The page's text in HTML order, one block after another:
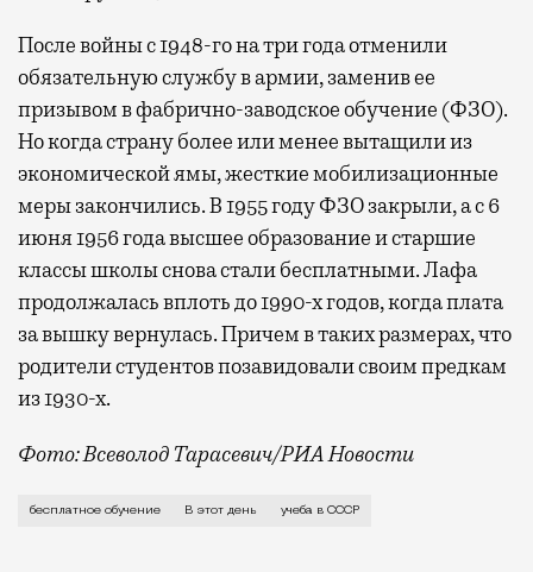
После войны с 1948-го на три года отменили
обязательную службу в армии, заменив ее
призывом в фабрично-заводское обучение (ФЗО).
Но когда страну более или менее вытащили из
экономической ямы, жесткие мобилизационные
меры закончились. В 1955 году ФЗО закрыли, а с 6
июня 1956 года высшее образование и старшие
классы школы снова стали бесплатными. Лафа
продолжалась вплоть до 1990-х годов, когда плата
за вышку вернулась. Причем в таких размерах, что
родители студентов позавидовали своим предкам
из 1930-х.
Фото: Всеволод Тарасевич/РИА Новости
После революции 1917 года идея большевиков о
бесплатное обучение В этот день учеба в СССР